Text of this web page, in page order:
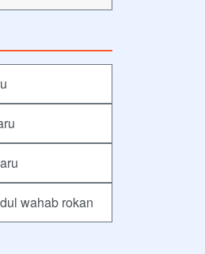
wahab rokan